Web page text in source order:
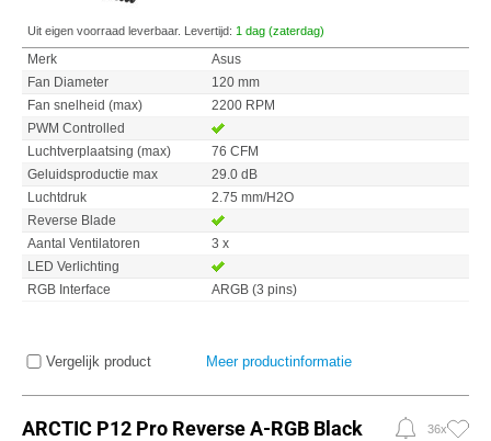
Uit eigen voorraad leverbaar. Levertijd: 1 dag (zaterdag)
Merk
Asus
Fan Diameter
120 mm
Fan snelheid (max)
2200 RPM
PWM Controlled
Luchtverplaatsing (max)
76 CFM
Geluidsproductie max
29.0 dB
Luchtdruk
2.75 mm/H2O
Reverse Blade
Aantal Ventilatoren
3 x
LED Verlichting
RGB Interface
ARGB (3 pins)
Vergelijk product Meer productinformatie
ARCTIC P12 Pro Reverse A-RGB Black 36x